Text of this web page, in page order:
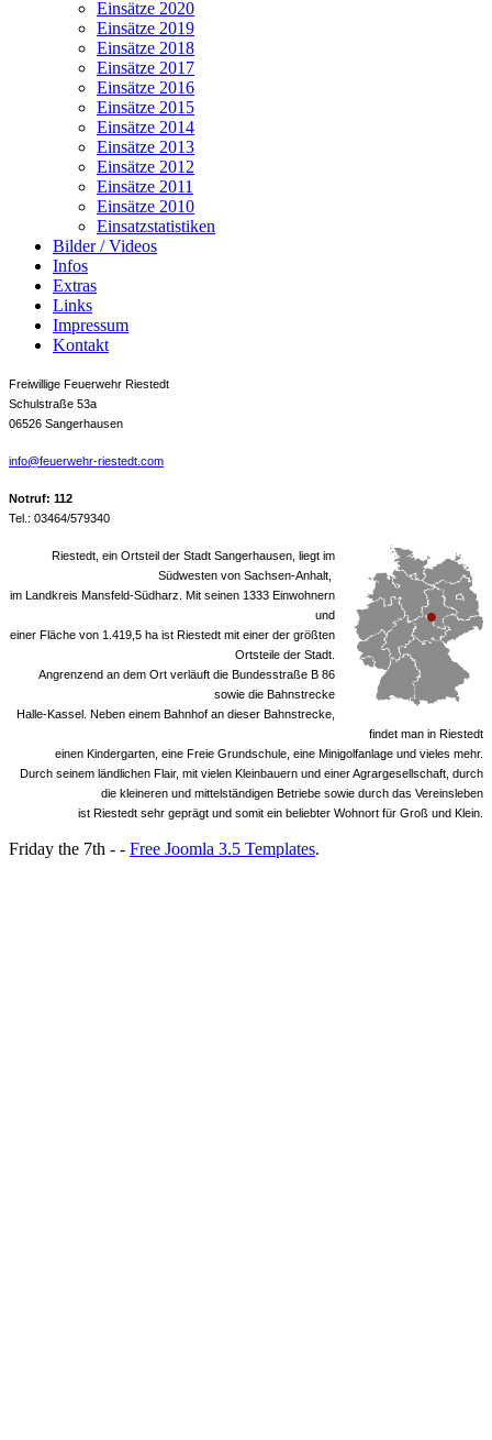
Einsätze 2020
Einsätze 2019
Einsätze 2018
Einsätze 2017
Einsätze 2016
Einsätze 2015
Einsätze 2014
Einsätze 2013
Einsätze 2012
Einsätze 2011
Einsätze 2010
Einsatzstatistiken
Bilder / Videos
Infos
Extras
Links
Impressum
Kontakt
Freiwillige Feuerwehr Riestedt
Schulstraße 53a
06526 Sangerhausen
info@feuerwehr-riestedt.com
Notruf: 112
Tel.: 03464/579340
Riestedt, ein Ortsteil der Stadt Sangerhausen, liegt im
Südwesten von Sachsen-Anhalt,
im Landkreis Mansfeld-Südharz. Mit seinen 1333 Einwohnern
und
einer Fläche von 1.419,5 ha ist Riestedt mit einer der größten
Ortsteile der Stadt.
Angrenzend an dem Ort verläuft die Bundesstraße B 86
sowie die Bahnstrecke
Halle-Kassel. Neben einem Bahnhof an dieser Bahnstrecke,
findet man in Riestedt
einen Kindergarten, eine Freie Grundschule, eine Minigolfanlage und vieles mehr.
Durch seinem ländlichen Flair, mit vielen Kleinbauern und einer Agrargesellschaft, durch
die kleineren und mittelständigen Betriebe sowie durch das Vereinsleben
ist Riestedt sehr geprägt und somit ein beliebter Wohnort für Groß und Klein.
Friday the 7th - - Free Joomla 3.5 Templates.